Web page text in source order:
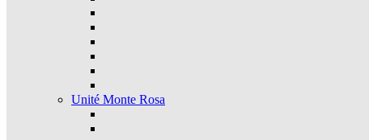
Unité Monte Rosa